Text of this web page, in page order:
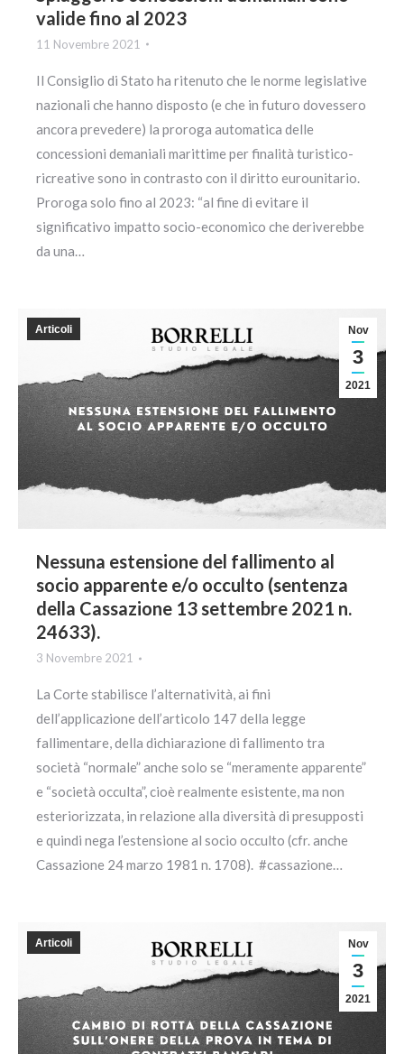
valide fino al 2023
11 Novembre 2021
Il Consiglio di Stato ha ritenuto che le norme legislative
nazionali che hanno disposto (e che in futuro dovessero
ancora prevedere) la proroga automatica delle
concessioni demaniali marittime per finalità turistico-
ricreative sono in contrasto con il diritto eurounitario.
Proroga solo fino al 2023: “al fine di evitare il
significativo impatto socio-economico che deriverebbe
da una…
Nov
3
2021
Articoli
Nessuna estensione del fallimento al
socio apparente e/o occulto (sentenza
della Cassazione 13 settembre 2021 n.
24633).
3 Novembre 2021
La Corte stabilisce l’alternatività, ai fini
dell’applicazione dell’articolo 147 della legge
fallimentare, della dichiarazione di fallimento tra
società “normale” anche solo se “meramente apparente”
e “società occulta”, cioè realmente esistente, ma non
esteriorizzata, in relazione alla diversità di presupposti
e quindi nega l’estensione al socio occulto (cfr. anche
Cassazione 24 marzo 1981 n. 1708). #cassazione…
Nov
3
2021
Articoli